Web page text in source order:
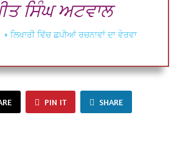
ਸਿੰਘ ਅਟਵਾਲ
+ ਲਿਖਾਰੀ ਵਿੱਚ ਛਪੀਆਂ ਰਚਨਾਵਾਂ ਦਾ ਵੇਰਵਾ
PIN IT SHARE